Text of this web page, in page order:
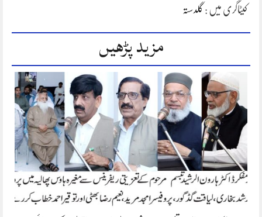
کیٹاگری میں : گلدستہ
مزید پڑھیں